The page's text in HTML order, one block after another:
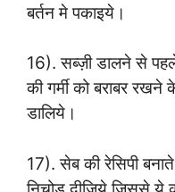
बर्तन मे पकाइये।
16). सब्ज़ी डालने से पहले
की गर्मी को बराबर
डालिये।
17). सेब की रेसिपी